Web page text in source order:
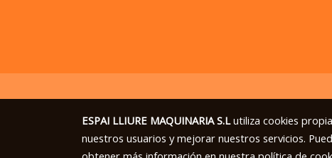
ESPAI LLIURE MAQUINARIA S.Lutiliza cookies
nuestros usuarios y mejorar nuestros servicios.